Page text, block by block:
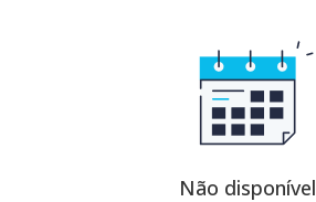
Não disponível